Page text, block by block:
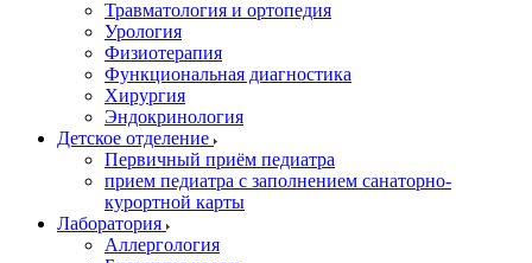
Травматология и ортопедия
Урология
Физиотерапия
Функциональная диагностика
Хирургия
Эндокринология
Детское отделение
Первичный приём педиатра
прием педиатра с заполнением санаторно-
курортной карты
Лаборатория
Аллергология